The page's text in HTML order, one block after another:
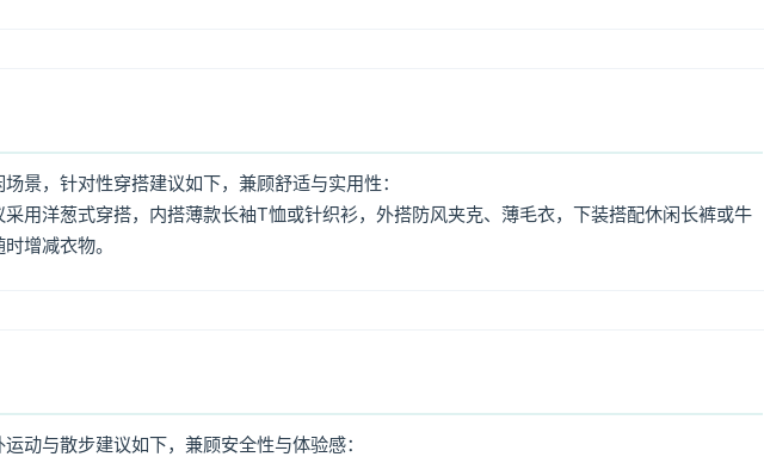
景，针对性穿搭建议如下，兼顾舒适与实用性：
用洋葱式穿搭，内搭薄款长袖T恤或针织衫，外搭防风夹克、薄毛衣，下装搭配休闲长裤或牛
增减衣物。
动与散步建议如下，兼顾安全性与体验感：